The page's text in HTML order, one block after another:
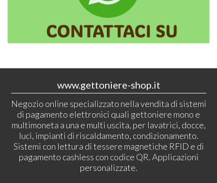
www.gettoniere-shop.it
Negozio online specializzato nella vendita di sistemi
di pagamento elettronici quali gettoniere mono e
multimoneta a una e multi uscita, per lavatrici, docce,
luci, impianti di riscaldamento, condizionamento.
Sistemi con lettura di tessere magnetiche RFID e di
pagamento cashless con codice QR. Applicazioni
personalizzate.